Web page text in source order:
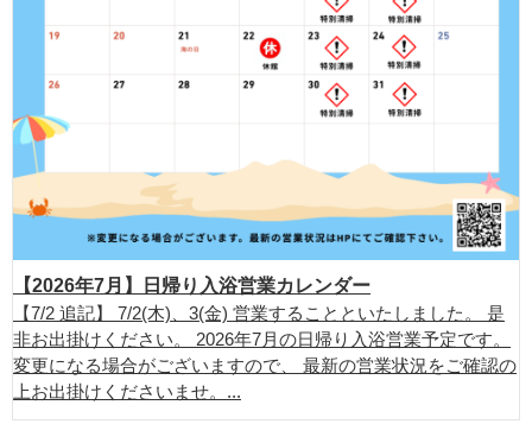
【2026年7月】日帰り入浴営業カレンダー
【7/2 追記】 7/2(木)、3(金) 営業することといたしました。 是
非お出掛けください。 2026年7月の日帰り入浴営業予定です。
変更になる場合がございますので、 最新の営業状況をご確認の
上お出掛けくださいませ。...